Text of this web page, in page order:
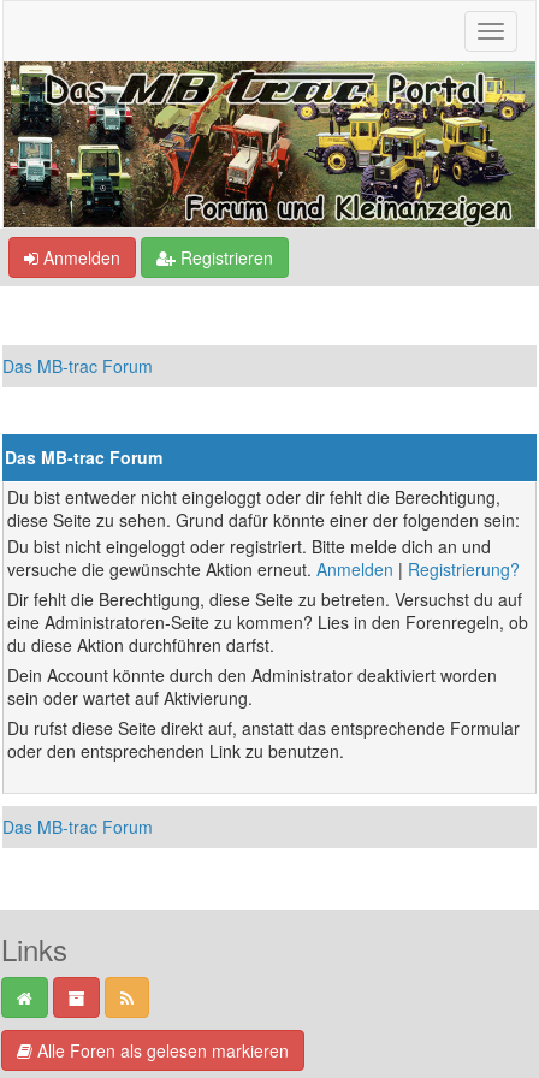
Anmelden Registrieren
Das MB-trac Forum
Das MB-trac Forum
Du bist entweder nicht eingeloggt oder dir fehlt die Berechtigung,
diese Seite zu sehen. Grund dafür könnte einer der folgenden sein:
Du bist nicht eingeloggt oder registriert. Bitte melde dich an und
versuche die gewünschte Aktion erneut.Anmelden | Registrierung?
Dir fehlt die Berechtigung, diese Seite zu betreten. Versuchst du auf
eine Administratoren-Seite zu kommen? Lies in den Forenregeln, ob
du diese Aktion durchführen darfst.
Dein Account könnte durch den Administrator deaktiviert worden
sein oder wartet auf Aktivierung.
Du rufst diese Seite direkt auf, anstatt das entsprechende Formular
oder den entsprechenden Link zu benutzen.
Das MB-trac Forum
Links
Alle Foren als gelesen markieren